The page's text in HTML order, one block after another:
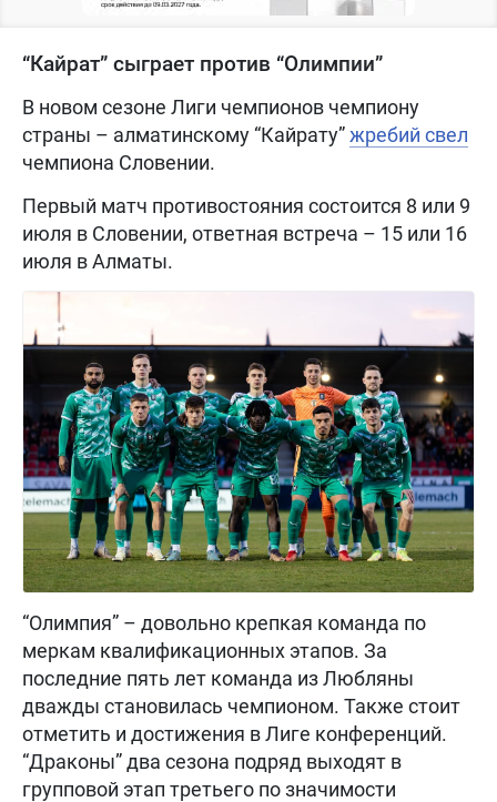
“Кайрат” сыграет против “Олимпии”
В новом сезоне Лиги чемпионов чемпиону
страны – алматинскому “Кайрату”жребий свел
чемпиона Словении.
Первый матч противостояния состоится 8 или 9
июля в Словении, ответная встреча – 15 или 16
июля в Алматы.
“Олимпия” – довольно крепкая команда по
меркам квалификационных этапов. За
последние пять лет команда из Любляны
дважды становилась чемпионом. Также стоит
отметить и достижения в Лиге конференций.
“Драконы” два сезона подряд выходят в
групповой этап третьего по значимости